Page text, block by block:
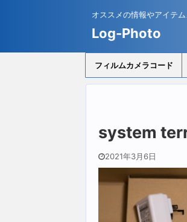
オススメの情報やアイテ
Log-Photo
フィルムカメラコード
system
2021年3月6日